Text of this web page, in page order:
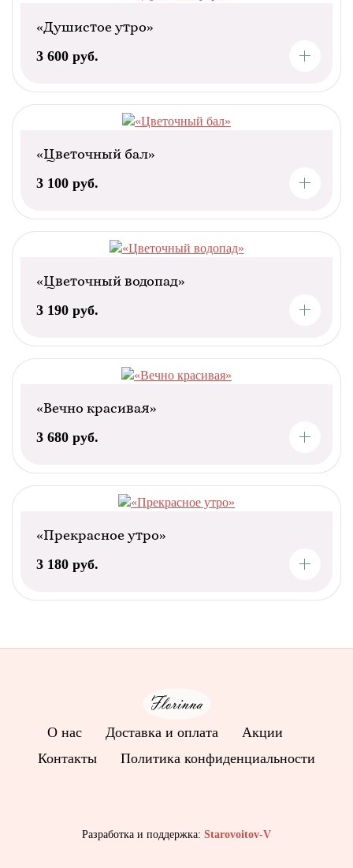
«Душистое утро»
3 600 руб.
«Цветочный бал»
3 100 руб.
«Цветочный водопад»
3 190 руб.
«Вечно красивая»
3 680 руб.
«Прекрасное утро»
3 180 руб.
О нас Доставка и оплата
Акции
Контакты
Политика конфиденциальности
Разработка и поддержка: Starovoitov-V